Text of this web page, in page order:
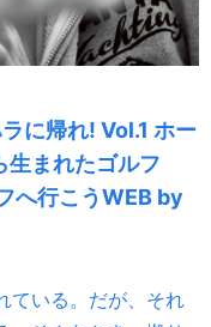
に帰れ! Vol.1 ホー
生まれたゴルフ
へ行こうWEB by
ている。だが、それ